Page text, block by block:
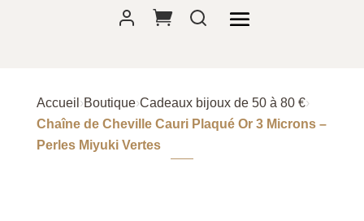
Accueil ›Boutique›Cadeaux bijoux de 50 à 80 €›
Chaîne de Cheville Cauri Plaqué Or 3 Microns –
Perles Miyuki Vertes